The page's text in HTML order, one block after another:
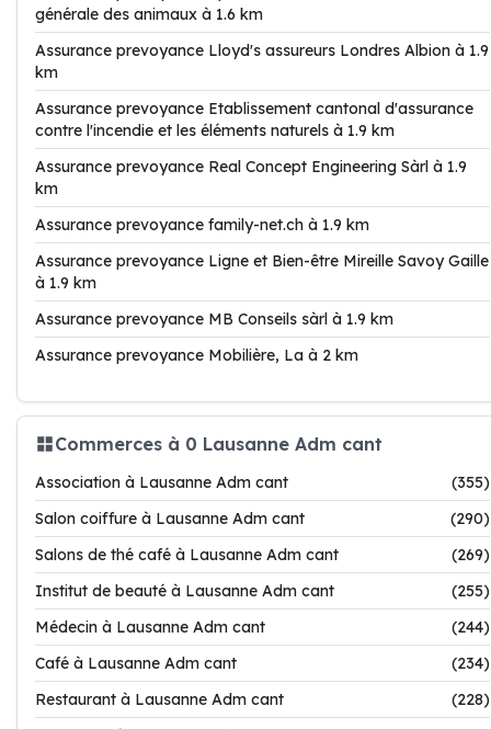
générale des animaux à 1.6 km
Assurance prevoyance Lloyd's assureurs Londres Albion à 1.9
km
Assurance prevoyance Etablissement cantonal d'assurance
contre l'incendie et les éléments naturels à 1.9 km
Assurance prevoyance Real Concept Engineering Sàrl à 1.9
km
Assurance prevoyance family-net.ch à 1.9 km
Assurance prevoyance Ligne et Bien-être Mireille Savoy Gaille
à 1.9 km
Assurance prevoyance MB Conseils sàrl à 1.9 km
Assurance prevoyance Mobilière, La à 2 km
Commerces à 0 Lausanne Adm cant
Association à Lausanne Adm cant
(355)
Salon coiffure à Lausanne Adm cant
(290)
Salons de thé café à Lausanne Adm cant
(269)
Institut de beauté à Lausanne Adm cant
(255)
Médecin à Lausanne Adm cant
(244)
Café à Lausanne Adm cant
(234)
Restaurant à Lausanne Adm cant
(228)